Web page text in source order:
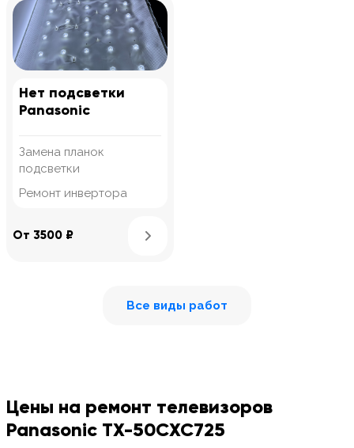
Нет подсветки
Panasonic
Замена планок
подсветки
Ремонт инвертора
От 3500 ₽
Все виды работ
Цены на ремонт телевизоров
Panasonic TX-50CXC725